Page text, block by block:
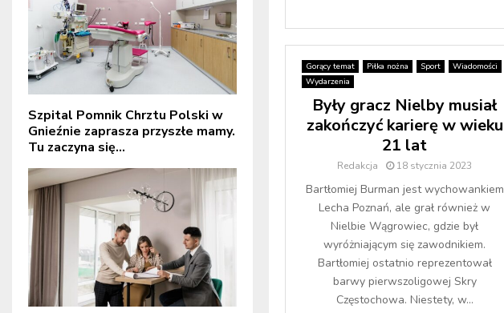
Gorący temat Piłka nożna Sport
Wiadomości
Wydarzenia
Były gracz Nielby musiał
zakończyć karierę w wieku
21 lat
Redakcja 18 stycznia 2023
Bartłomiej Burman jest wychowankiem
Lecha Poznań, ale grał również w
Nielbie Wągrowiec, gdzie był
wyróżniającym się zawodnikiem.
Bartłomiej ostatnio reprezentował
barwy pierwszoligowej Skry
Częstochowa. Niestety, w...
Szpital Pomnik Chrztu Polski w
Gnieźnie zaprasza przyszłe mamy.
Tu zaczyna się...